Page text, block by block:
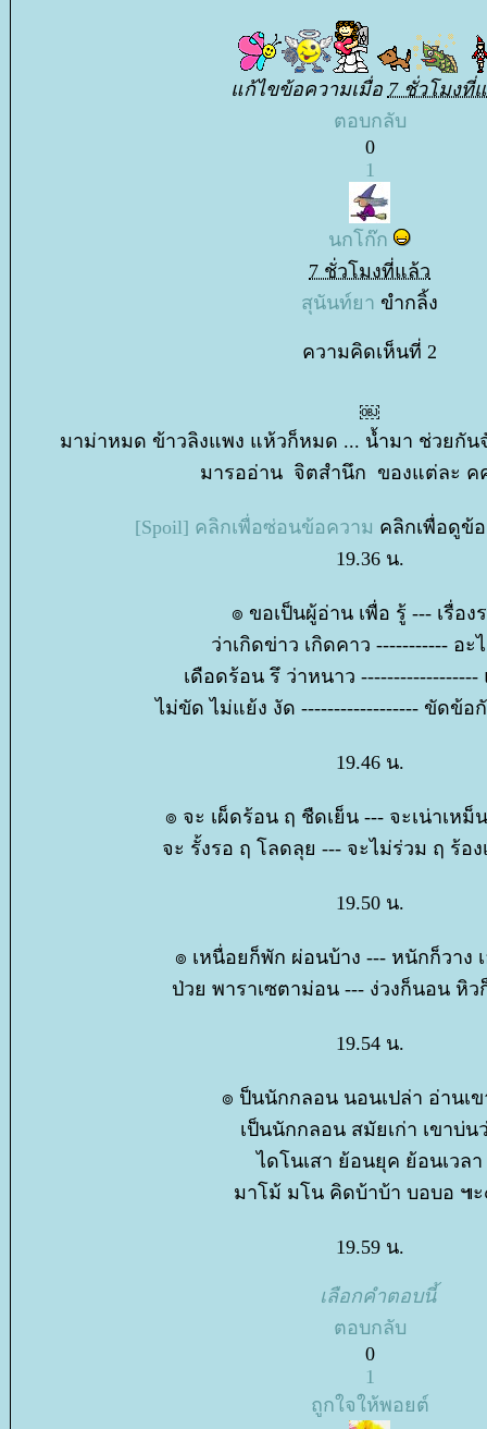
ก้ไขข้อความเมื่อ 7 ชั่วโมงที่
ตอบกลับ
0
1
นกโก๊ก
7 ชั่วโมงที่แล้ว
สุนันท์ยา ขำกลิ้ง
ความคิดเห็นที่ 2
￼
มาม่าหมด ข้าวลิงแพง แห้วก็หมด ... น้ำมา ช่วยกั
มารออ่าน จิตสำนึก ของแต่ละ ค
[Spoil] คลิกเพื่อซ่อนข้อความ คลิกเพื่อดูข้
19.36 น.
๏ ขอเป็นผู้อ่าน เพื่อ รู้ --- เรื่อง
ว่าเกิดข่าว เกิดคาว ----------- อะ
เดือดร้อน รึ ว่าหนาว
ไม่ขัด ไม่แย้ง งัด ------------------ ขัดข้
19.46 น.
๏ จะ เผ็ดร้อน ฤ ชืดเย็น --- จะเน่าเห
จะ รั้งรอ ฤ โลดลุย --- จะไม่ร่วม ฤ ร้อ
19.50 น.
๏ เหนื่อยก็พัก ผ่อนบ้าง --- หนักก็วาง
ป่วย พาราเซตาม่อน --- ง่วงก็นอน หิ
19.54 น.
๏ ป็นนักกลอน นอนเปล่า อ่านเข
เป็นนักกลอน สมัยเก่า เขาบ่น
ไดโนเสา ย้อนยุค ย้อนเวลา
มาโม้ มโน คิดบ้าบ้า บอบอ ๚
19.59 น.
เลือกคำตอบนี้
ตอบกลับ
0
1
ถูกใจให้พอยต์